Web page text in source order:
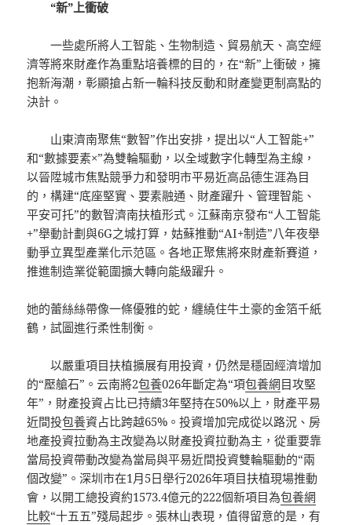
“新”上衝破
一些處所將人工智能、生物制造、貿易航天、高空經
濟等將來財產作為重點培養標的目的，在“新”上衝破，擁
抱新海潮，彰顯搶占新一輪科技反動和財產變更制高點的
決計。
山東濟南聚焦“數智”作出安排，提出以“人工智能+”
和“數據要素×”為雙輪驅動，以全域數字化轉型為主線，
以晉陞城市焦點競爭力和發明市平易近高品德生涯為目
的，構建“底座堅實、要素融通、財產躍升、管理智能、
平安可托”的數智濟南扶植形式。江蘇南京發布“人工智能
+”舉動計劃與6G之城打算，姑蘇推動“AI+制造”八年夜舉
動爭立異型產業化示范區。各地正聚焦將來財產新賽道，
推進制造業從範圍擴大轉向能級躍升。
她的蕾絲絲帶像一條優雅的蛇，纏繞住牛土豪的金箔千紙
鶴，試圖進行柔性制衡。
以嚴重項目扶植擴展有用投資，仍然是穩固經濟增加
的“壓艙石”。云南將2包養026年斷定為“項包養網目攻堅
年”，財產投資占比已持續3年堅持在50%以上，財產平易
近間投包養資占比跨越65%。投資增加完成從以路況、房
地產投資拉動為主改變為以財產投資拉動為主，從重要靠
當局投資帶動改變為當局與平易近間投資雙輪驅動的“兩
個改變”。深圳市在1月5日舉行2026年項目扶植現場推動
會，以開工總投資約1573.4億元的222個新項目為包養網
比較“十五五”殘局起步。張林山表現，值得留意的是，有